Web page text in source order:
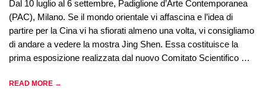
Dal 10 luglio al 6 settembre, Padiglione d’Arte Contemporanea
(PAC), Milano. Se il mondo orientale vi affascina e l’idea di
partire per la Cina vi ha sfiorati almeno una volta, vi consigliamo
di andare a vedere la mostra Jing Shen. Essa costituisce la
prima esposizione realizzata dal nuovo Comitato Scientifico …
READ MORE →